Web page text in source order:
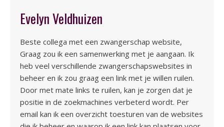
Evelyn Veldhuizen
Beste collega met een zwangerschap website,
Graag zou ik een samenwerking met je aangaan. Ik
heb veel verschillende zwangerschapswebsites in
beheer en ik zou graag een link met je willen ruilen.
Door met mate links te ruilen, kan je zorgen dat je
positie in de zoekmachines verbeterd wordt. Per
email kan ik een overzicht toesturen van de websites